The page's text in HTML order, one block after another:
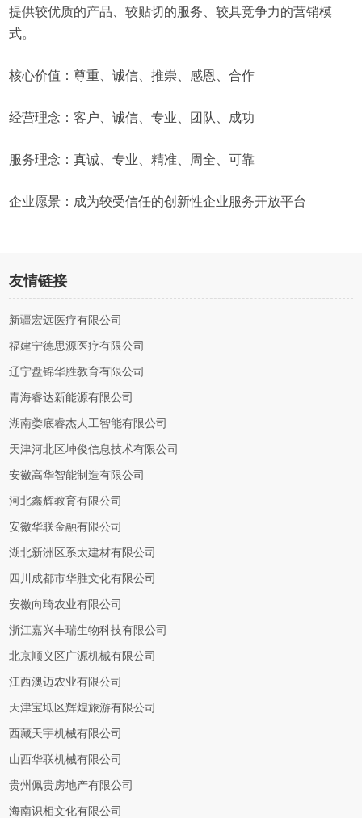
提供较优质的产品、较贴切的服务、较具竞争力的营销模
式。
核心价值：尊重、诚信、推崇、感恩、合作
经营理念：客户、诚信、专业、团队、成功
服务理念：真诚、专业、精准、周全、可靠
企业愿景：成为较受信任的创新性企业服务开放平台
友情链接
新疆宏远医疗有限公司
福建宁德思源医疗有限公司
辽宁盘锦华胜教育有限公司
青海睿达新能源有限公司
湖南娄底睿杰人工智能有限公司
天津河北区坤俊信息技术有限公司
安徽高华智能制造有限公司
河北鑫辉教育有限公司
安徽华联金融有限公司
湖北新洲区系太建材有限公司
四川成都市华胜文化有限公司
安徽向琦农业有限公司
浙江嘉兴丰瑞生物科技有限公司
北京顺义区广源机械有限公司
江西澳迈农业有限公司
天津宝坻区辉煌旅游有限公司
西藏天宇机械有限公司
山西华联机械有限公司
贵州佩贵房地产有限公司
海南识相文化有限公司